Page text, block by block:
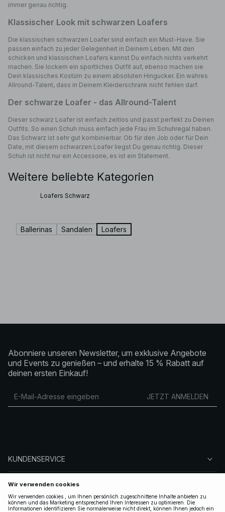
immer genau richtig.
Klassischer Look mit schwarzen Loafers
Die klassischen schwarzen Loafer sind einfach ein Must-Have. Sie
passen einfach zu jeder Gelegenheit in Deinem Leben. Mit den
schicken und klassischen Loafers kannst Du einfach nichts verkehrt
machen. Sie lockern ein sportliches Outfit auf, ebenso machen sie
Dein klassisches Kostüm zu einem absoluten Hingucker. Ein wahres
Allround-Talent, dass in Deinem Kleiderschrank nicht fehlen darf.
Der schwarze Loafer - das Allround-Talent
Dieser schwarz Loafer ist einfach zeitlos und passt perfekt zu Deinen
Outfits. So einen Schuh muss einfach jede Frau im Schuhregal haben.
Das Schwarz ist sehr gut kombinierbar. Ob für den Job oder für Dein
Date, mit diesem schwarzen Loafer liegst Du genau richtig. Dieser
Schuh ist nicht nur ein Accessoire, es ist ein Statement.
Weitere beliebte Kategorien
Loafers Schwarz
Ballerinas Sandalen Loafers
Abonniere unseren Newsletter, um exklusive Angebote
und Events zu genießen – und erhalte 15 % Rabatt auf
deinen ersten Einkauf!
JETZT ANMELDEN
KUNDENSERVICE
ÜBER NA-KD
FOLGEN SIE UNS